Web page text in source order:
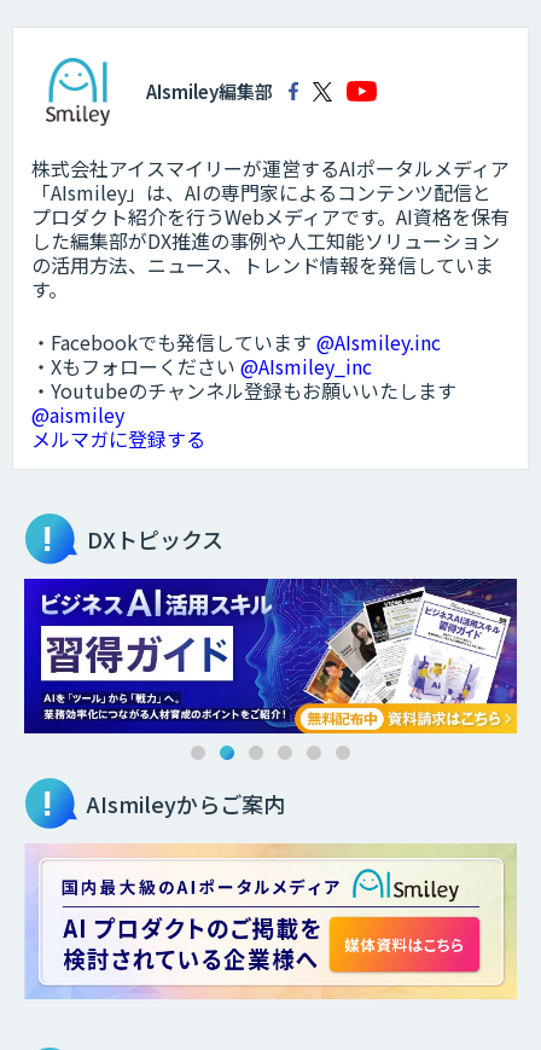
AIsmiley編集部
株式会社アイスマイリーが運営するAIポータルメディア
「AIsmiley」は、AIの専門家によるコンテンツ配信と
プロダクト紹介を行うWebメディアです。AI資格を保有
した編集部がDX推進の事例や人工知能ソリューション
の活用方法、ニュース、トレンド情報を発信していま
す。
・Facebookでも発信しています @AIsmiley.inc
・Xもフォローください @AIsmiley_inc
・Youtubeのチャンネル登録もお願いいたします
@aismiley
メルマガに登録する
DXトピックス
AIsmileyからご案内